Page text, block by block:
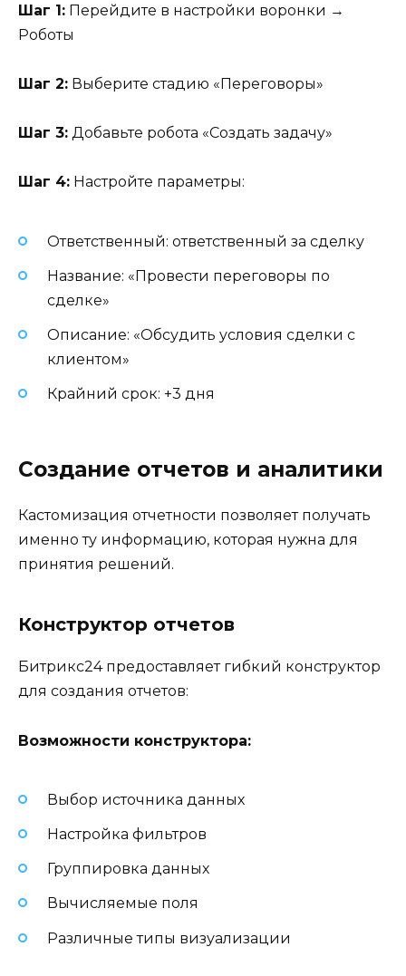
Шаг 1: Перейдите в настройки воронки →
Роботы
Шаг 2: Выберите стадию «Переговоры»
Шаг 3: Добавьте робота «Создать задачу»
Шаг 4: Настройте параметры:
Ответственный: ответственный за сделку
Название: «Провести переговоры по
сделке»
Описание: «Обсудить условия сделки с
клиентом»
Крайний срок: +3 дня
Создание отчетов и аналитики
Кастомизация отчетности позволяет получать
именно ту информацию, которая нужна для
принятия решений.
Конструктор отчетов
Битрикс24 предоставляет гибкий конструктор
для создания отчетов:
Возможности конструктора:
Выбор источника данных
Настройка фильтров
Группировка данных
Вычисляемые поля
Различные типы визуализации